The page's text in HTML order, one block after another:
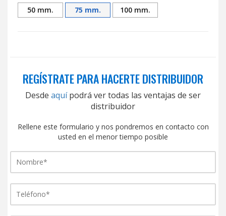
50 mm. 75 mm. 100 mm.
REGÍSTRATE PARA HACERTE DISTRIBUIDOR
Desde aquípodrá ver todas las ventajas de ser
distribuidor
Rellene este formulario y nos pondremos en contacto con
usted en el menor tiempo posible